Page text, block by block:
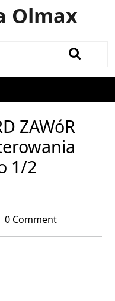
Olmax
ZAWóR
1/2
0 Comment